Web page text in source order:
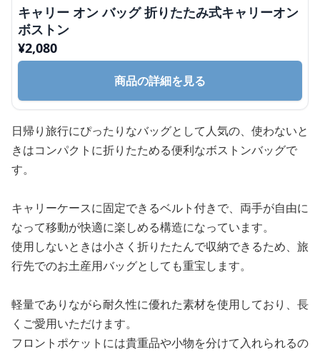
キャリー オン バッグ 折りたたみ式キャリーオン
ボストン
¥2,080
商品の詳細を見る
日帰り旅行にぴったりなバッグとして人気の、使わないと
きはコンパクトに折りたためる便利なボストンバッグで
す。
キャリーケースに固定できるベルト付きで、両手が自由に
なって移動が快適に楽しめる構造になっています。
使用しないときは小さく折りたたんで収納できるため、旅
行先でのお土産用バッグとしても重宝します。
軽量でありながら耐久性に優れた素材を使用しており、長
くご愛用いただけます。
フロントポケットには貴重品や小物を分けて入れられるの